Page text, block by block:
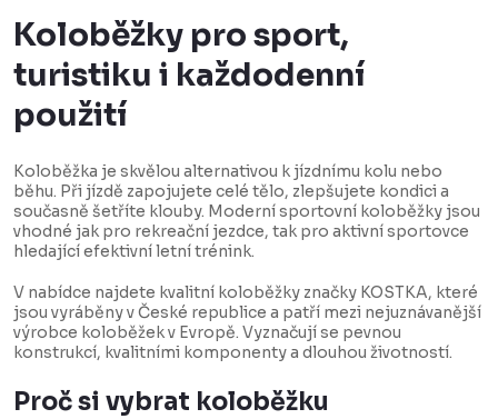
v
l
á
d
a
c
í
p
r
v
k
y
v
Koloběžky pro sport,
turistiku i každodenní
použití
Koloběžka je skvělou alternativou k jízdnímu kolu nebo
běhu. Při jízdě zapojujete celé tělo, zlepšujete kondici a
současně šetříte klouby. Moderní sportovní koloběžky jsou
vhodné jak pro rekreační jezdce, tak pro aktivní sportovce
hledající efektivní letní trénink.
V nabídce najdete kvalitní koloběžky značky KOSTKA, které
jsou vyráběny v České republice a patří mezi nejuznávanější
výrobce koloběžek v Evropě. Vyznačují se pevnou
konstrukcí, kvalitními komponenty a dlouhou životností.
Proč si vybrat koloběžku